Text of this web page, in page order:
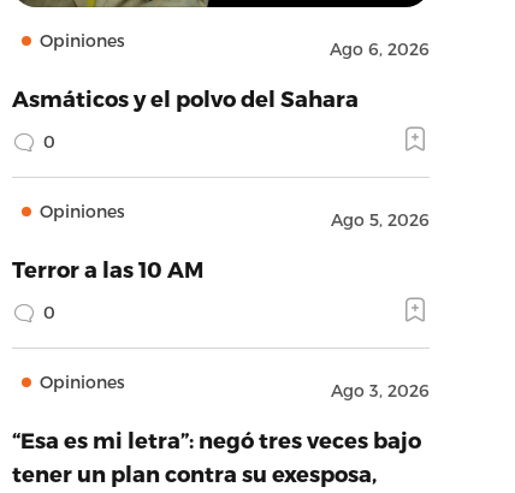
Opiniones Ago 6, 2026
Asmáticos y el polvo del Sahara
0
Opiniones Ago 5, 2026
Terror a las 10 AM
0
Opiniones Ago 3, 2026
“Esa es mi letra”: negó tres veces bajo
tener un plan contra su exesposa,